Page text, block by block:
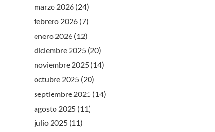
marzo 2026 (24)
febrero 2026 (7)
enero 2026 (12)
diciembre 2025 (20)
noviembre 2025 (14)
octubre 2025 (20)
septiembre 2025 (14)
agosto 2025 (11)
julio 2025 (11)